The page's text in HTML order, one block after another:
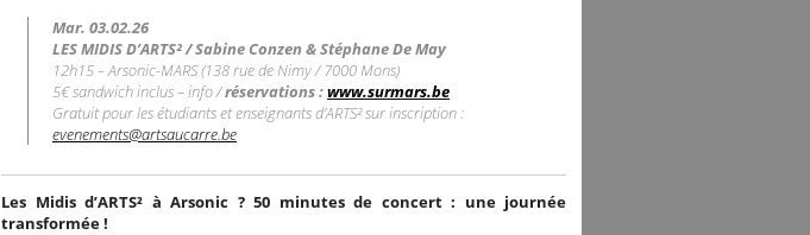
Mar. 03.02.26
LES MIDIS D’ARTS² / Sabine Conzen & Stéphane De May
12h15 – Arsonic-MARS (138 rue de Nimy / 7000 Mons)
5€ sandwich inclus – info /réservations :www.surmars.be
Gratuit pour les étudiants et enseignants d’ARTS² sur inscription :
evenements@artsaucarre.be
Les Midis d’ARTS² à Arsonic ? 50 minutes de concert : une journée
transformée !